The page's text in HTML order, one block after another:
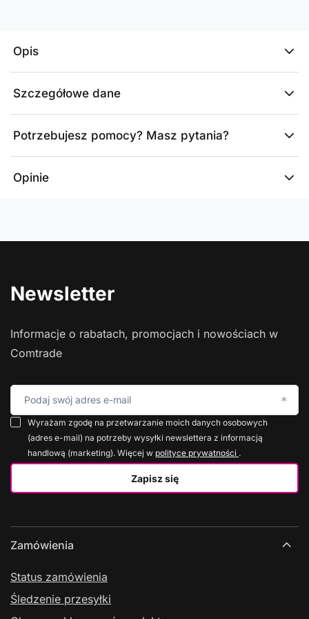
Opis
Szczegółowe dane
Potrzebujesz pomocy? Masz pytania?
Opinie
Newsletter
Informacje o rabatach, promocjach i nowościach w
Comtrade
Podaj swój adres e-mail
Zapisz się
Wyrażam zgodę na przetwarzanie moich danych osobowych
(adres e-mail) na potrzeby wysyłki newslettera z informacją
handlową (marketing). Więcej w polityce prywatności .
Zamówienia
Status zamówienia
Śledzenie przesyłki